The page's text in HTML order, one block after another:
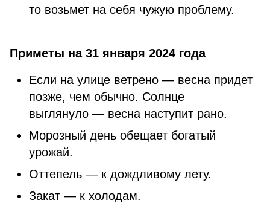
то возьмет на себя чужую проблему.
Приметы на 31 января 2024 года
Если на улице ветрено — весна придет
позже, чем обычно. Солнце
выглянуло — весна наступит рано.
Морозный день обещает богатый
урожай.
Оттепель — к дождливому лету.
Закат — к холодам.